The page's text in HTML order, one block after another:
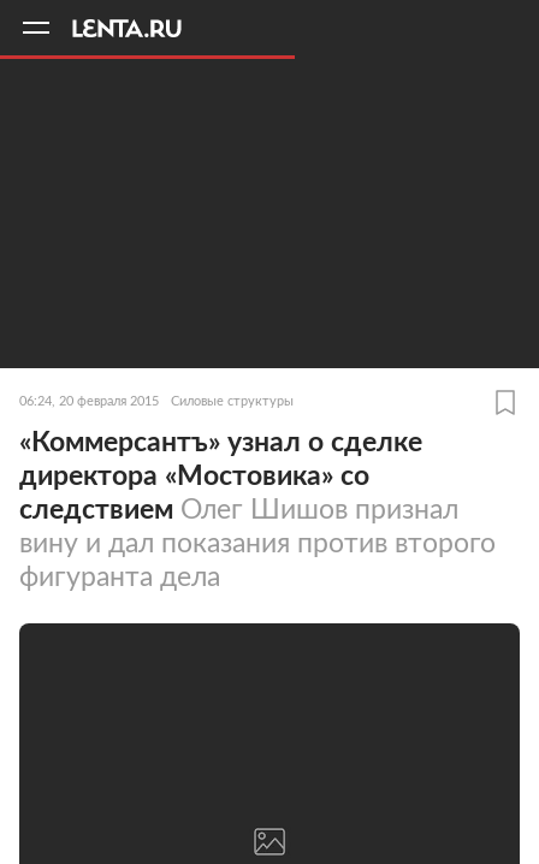
06:24, 20 февраля 2015 Силовые структуры
«Коммерсантъ» узнал о сделке
директора «Мостовика» со
следствием Олег Шишов признал
вину и дал показания против второго
фигуранта дела